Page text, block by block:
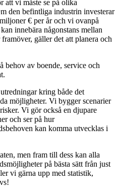
att vi måste se på olika
den befintliga industrin investerar
€ per år och vi ovanpå
innebära någonstans mellan
gäller det att planera och
av boende, service och
kring både det
möjligheter. Vi bygger scenarier
Vi gör också en djupare
och ser på hur
kan komma utvecklas i
men fram till dess kan alla
på bästa sätt från just
vi gärna upp med statistik,